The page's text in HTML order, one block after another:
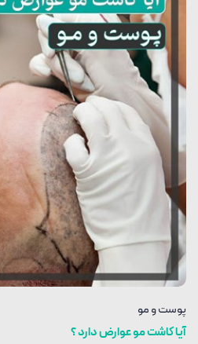
پوست و مو
آیا کاشت مو عوارض دارد ؟